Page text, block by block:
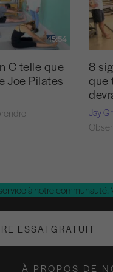
15:54
C telle que
Joe Pilates
8
que
Jay
à notre communauté.
ESSAI GRATUIT
À PROPOS DE